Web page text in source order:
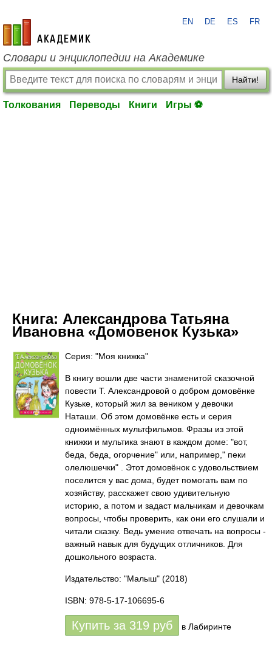
academic.ru
EN DE ES FR
Словари и энциклопедии на Академике
Найти!
Толкования Переводы Книги Игры ⚽
Книга: Александрова Татьяна
Ивановна «Домовенок Кузька»
Серия: "Моя книжка"
В книгу вошли две части знаменитой сказочной
повести Т. Александровой о добром домовёнке
Кузьке, который жил за веником у девочки
Наташи. Об этом домовёнке есть и серия
одноимённых мультфильмов. Фразы из этой
книжки и мультика знают в каждом доме: "вот,
беда, беда, огорчение" или, например," пеки
олелюшечки" . Этот домовёнок с удовольствием
поселится у вас дома, будет помогать вам по
хозяйству, расскажет свою удивительную
историю, а потом и задаст мальчикам и девочкам
вопросы, чтобы проверить, как они его слушали и
читали сказку. Ведь умение отвечать на вопросы -
важный навык для будущих отличников. Для
дошкольного возраста.
Издательство: "Малыш" (2018)
ISBN: 978-5-17-106695-6
Купить за 319 руб в Лабиринте